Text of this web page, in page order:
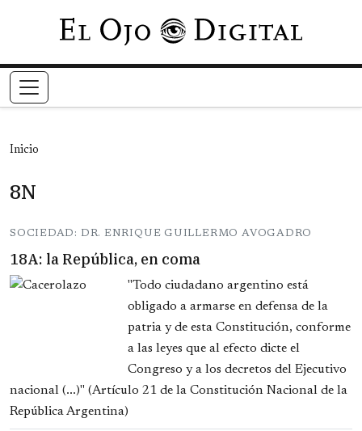
Pasar al contenido principal
Inicio
8N
SOCIEDAD: DR. ENRIQUE GUILLERMO AVOGADRO
18A: la República, en coma
"Todo ciudadano argentino está
obligado a armarse en defensa de la
patria y de esta Constitución, conforme
a las leyes que al efecto dicte el
Congreso y a los decretos del Ejecutivo
nacional (...)" (Artículo 21 de la Constitución Nacional de la
República Argentina)